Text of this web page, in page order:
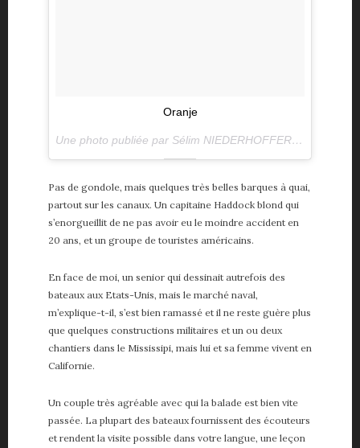
Oranje
Une photo publiée par Sélim NIEDERHOFFER (@selimniederhoffer) le
Pas de gondole, mais quelques très belles barques à quai,
partout sur les canaux. Un capitaine Haddock blond qui
s’enorgueillit de ne pas avoir eu le moindre accident en
20 ans, et un groupe de touristes américains.
En face de moi, un senior qui dessinait autrefois des
bateaux aux Etats-Unis, mais le marché naval,
m’explique-t-il, s’est bien ramassé et il ne reste guère plus
que quelques constructions militaires et un ou deux
chantiers dans le Mississipi, mais lui et sa femme vivent en
Californie.
Un couple très agréable avec qui la balade est bien vite
passée. La plupart des bateaux fournissent des écouteurs
et rendent la visite possible dans votre langue, une leçon